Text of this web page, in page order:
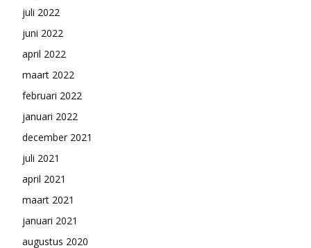
juli 2022
juni 2022
april 2022
maart 2022
februari 2022
januari 2022
december 2021
juli 2021
april 2021
maart 2021
januari 2021
augustus 2020